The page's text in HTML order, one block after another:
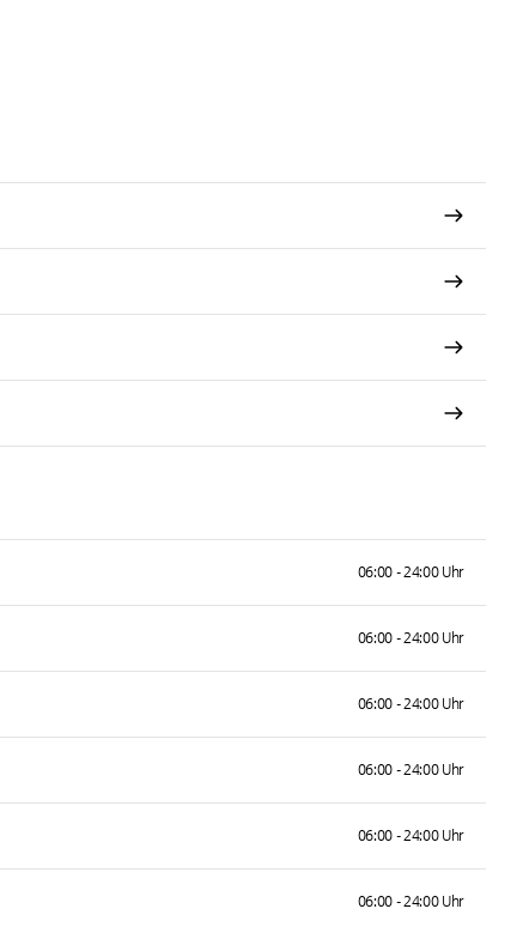
06:00 - 24:00 Uhr
06:00 - 24:00 Uhr
06:00 - 24:00 Uhr
06:00 - 24:00 Uhr
06:00 - 24:00 Uhr
06:00 - 24:00 Uhr